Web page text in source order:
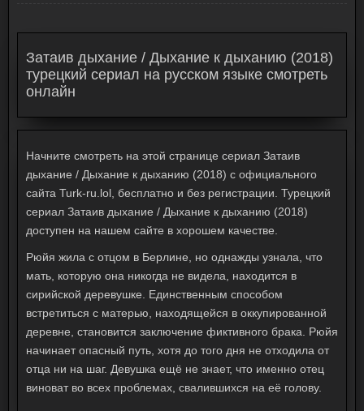
Затаив дыхание / Дыхание к дыханию (2018)
турецкий сериал на русском языке смотреть
онлайн
Начните смотреть на этой странице сериал Затаив
дыхание / Дыхание к дыханию (2018) с официального
сайта Turk-ru.lol, бесплатно и без регистрации. Турецкий
сериал Затаив дыхание / Дыхание к дыханию (2018)
доступен на нашем сайте в хорошем качестве.
Рюйя жила с отцом в Берлине, но однажды узнала, что
мать, которую она никогда не видела, находится в
сирийской деревушке. Единственным способом
встретиться с матерью, находящейся в оккупированной
деревне, становится заключение фиктивного брака. Рюйя
начинает опасный путь, хотя до того дня не отходила от
отца ни на шаг. Девушка ещё не знает, что именно отец
виноват во всех проблемах, свалившихся на её голову.